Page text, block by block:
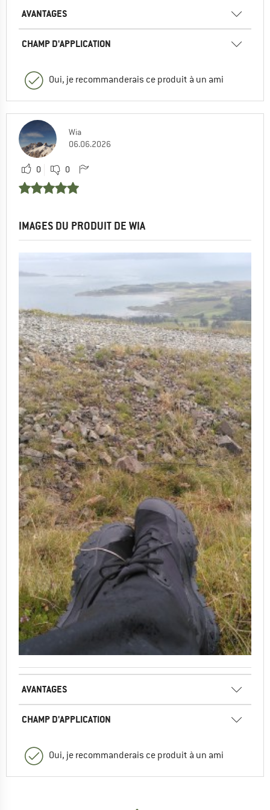
AVANTAGES
CHAMP D'APPLICATION
Oui, je recommanderais ce produit à un ami
Wia
06.06.2026
0 0
IMAGES DU PRODUIT DE WIA
AVANTAGES
CHAMP D'APPLICATION
Oui, je recommanderais ce produit à un ami